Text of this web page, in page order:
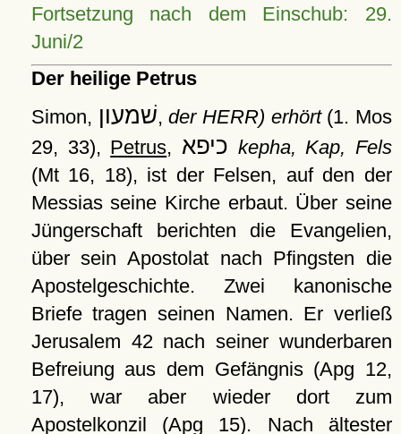
Fortsetzung nach dem Einschub: 29.
Juni/2
Der heilige Petrus
Simon, שׁמעון,der HERR) erhört(1. Mos
29, 33), Petrus, כיפא kepha, Kap, Fels
(Mt 16, 18), ist der Felsen, auf den der
Messias seine Kirche erbaut. Über seine
Jüngerschaft berichten die Evangelien,
über sein Apostolat nach Pfingsten die
Apostelgeschichte. Zwei kanonische
Briefe tragen seinen Namen. Er verließ
Jerusalem 42 nach seiner wunderbaren
Befreiung aus dem Gefängnis (Apg 12,
17), war aber wieder dort zum
Apostelkonzil (Apg 15). Nach ältester